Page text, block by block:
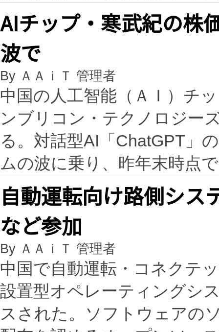
AIチップ・寒武紀の株
波で
By ＡＡｉＴ 管理者
中国の人工智能（ＡＩ）チ
ンブリコン・テクノロジー
る。対話型AI「ChatGPT」
ムの波に乗り、昨年末時点
自動運転向け路側シス
など参加
By ＡＡｉＴ 管理者
中国で自動運転・コネクテ
設置型オペレーティングシ
スされた。ソフトウェアの